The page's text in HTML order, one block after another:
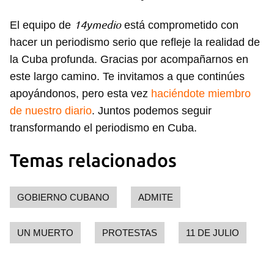
Guardar como favorito
iniciar sesión con tu cuenta de 14ymedio.
El equipo de 14ymedioestá comprometido con
hacer un periodismo serio que refleje la realidad de
la Cuba profunda. Gracias por acompañarnos en
este largo camino. Te invitamos a que continúes
apoyándonos, pero esta vez haciéndote miembro
de nuestro diario. Juntos podemos seguir
transformando el periodismo en Cuba.
Temas relacionados
GOBIERNO CUBANO ADMITE
UN MUERTO PROTESTAS 11 DE JULIO